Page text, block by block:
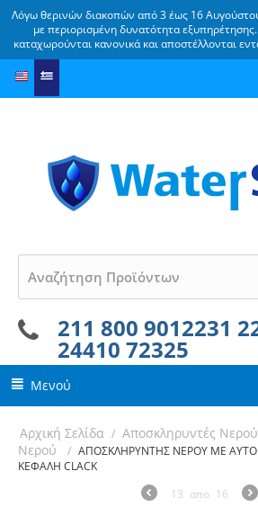
Λόγω θερινών διακοπών από 3 έως 16
με περιορισμένη δυνατότητα
καταχωρούνται κανονικά και αποστέλλονται
211 800 9012231
24410 72325
Μενού
Αρχική Σελίδα / Αποσκληρυντές Νερού
Νερού
/ ΑΠΟΣΚΛΗΡΥΝΤΗΣ ΝΕΡΟΥ ΜΕ
ΚΕΦΑΛΗ CLACK
13 απο 16